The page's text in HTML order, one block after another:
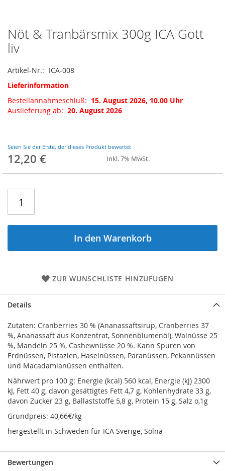
Zum
Anfang
der
springen
Nöt & Tranbärsmix 300g ICA Gott
liv
Artikel-Nr.
ICA-008
Lieferinformation
Bestellannahmeschluß: 15. August 2026, 10.00 Uhr
Auslieferung ab: 20. August 2026
Seien Sie der Erste, der dieses Produkt bewertet
12,20 € Inkl. 7% MwSt.
In den Warenkorb
ZUR WUNSCHLISTE HINZUFÜGEN
Details
Zutaten: Cranberries 30 % (Ananassaftsirup, Cranberries 37
%, Ananassaft aus Konzentrat, Sonnenblumenöl), Walnüsse 25
%, Mandeln 25 %, Cashewnüsse 20 %. Kann Spuren von
Erdnüssen, Pistazien, Haselnüssen, Paranüssen, Pekannüssen
und Macadamianüssen enthalten.
Nährwert pro 100 g: Energie (kcal) 560 kcal, Energie (kJ) 2300
kJ, Fett 40 g, davon gesättigtes Fett 4,7 g, Kohlenhydrate 33 g,
davon Zucker 23 g, Ballaststoffe 5,8 g, Protein 15 g, Salz o,1g
Grundpreis: 40,66€/kg
hergestellt in Schweden für ICA Sverige, Solna
Bewertungen